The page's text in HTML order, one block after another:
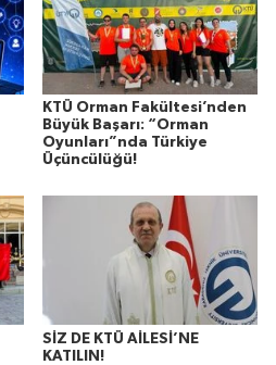
KTÜ Orman Fakültesi’nden
Büyük Başarı: “Orman
Oyunları”nda Türkiye
Üçüncülüğü!
SİZ DE KTÜ AİLESİ’NE
KATILIN!